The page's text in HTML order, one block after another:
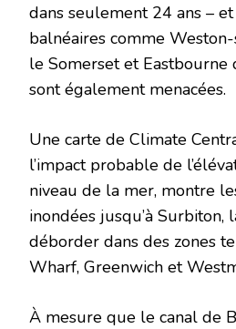
dans seulement 24 ans –
balnéaires comme
le Somerset et Eastbourne
sont également menacées.
Une carte de Climate
l’impact probable de
niveau de la mer, montre
inondées jusqu’à Surbiton,
déborder dans des zones
Wharf, Greenwich et
À mesure que le canal de